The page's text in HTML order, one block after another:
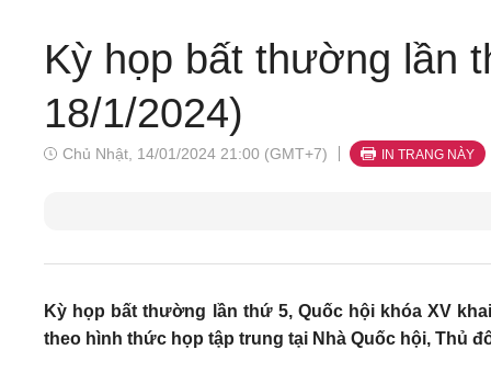
Kỳ họp bất thường lần
18/1/2024)
Chủ Nhật, 14/01/2024 21:00 (GMT+7) IN TRANG NÀY
Kỳ họp bất thường lần thứ 5, Quốc hội khóa XV
theo hình thức họp tập trung tại Nhà Quốc hội, Thủ